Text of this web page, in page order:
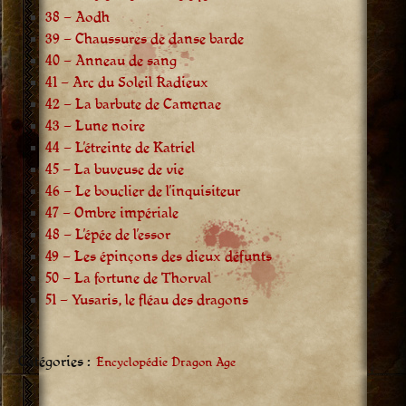
38 – Aodh
39 – Chaussures de danse barde
40 – Anneau de sang
41 – Arc du Soleil Radieux
42 – La barbute de Camenae
43 – Lune noire
44 – L’étreinte de Katriel
45 – La buveuse de vie
46 – Le bouclier de l’inquisiteur
47 – Ombre impériale
48 – L’épée de l’essor
49 – Les épinçons des dieux défunts
50 – La fortune de Thorval
51 – Yusaris, le fléau des dragons
Catégories : Encyclopédie Dragon Age